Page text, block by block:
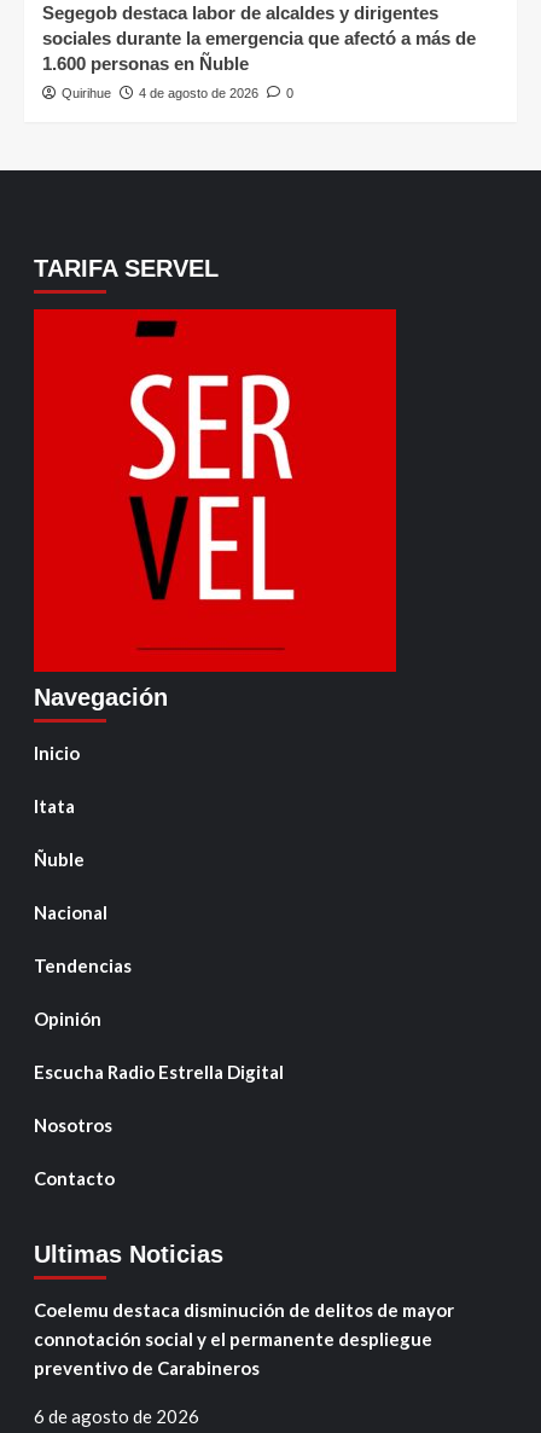
Segegob destaca labor de alcaldes y dirigentes
sociales durante la emergencia que afectó a más de
1.600 personas en Ñuble
Quirihue 4 de agosto de 2026 0
TARIFA SERVEL
Navegación
Inicio
Itata
Ñuble
Nacional
Tendencias
Opinión
Escucha Radio Estrella Digital
Nosotros
Contacto
Ultimas Noticias
Coelemu destaca disminución de delitos de mayor
connotación social y el permanente despliegue
preventivo de Carabineros
6 de agosto de 2026